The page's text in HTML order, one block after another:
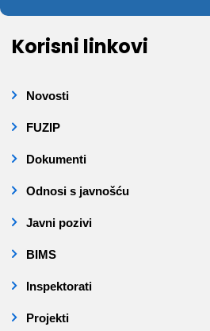
Korisni linkovi
Novosti
FUZIP
Dokumenti
Odnosi s javnošću
Javni pozivi
BIMS
Inspektorati
Projekti